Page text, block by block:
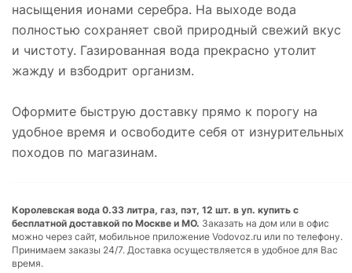
насыщения ионами серебра. На выходе вода
полностью сохраняет свой природный свежий вкус
и чистоту. Газированная вода прекрасно утолит
жажду и взбодрит организм.
Оформите быструю доставку прямо к порогу на
удобное время и освободите себя от изнурительных
походов по магазинам.
Королевская вода 0.33 литра, газ, пэт, 12 шт. в уп. купить с
бесплатной доставкой по Москве и МО. Заказать на дом или в офис
можно через сайт, мобильное приложение Vodovoz.ru или по телефону.
Принимаем заказы 24/7. Доставка осуществляется в удобное для Вас
время.